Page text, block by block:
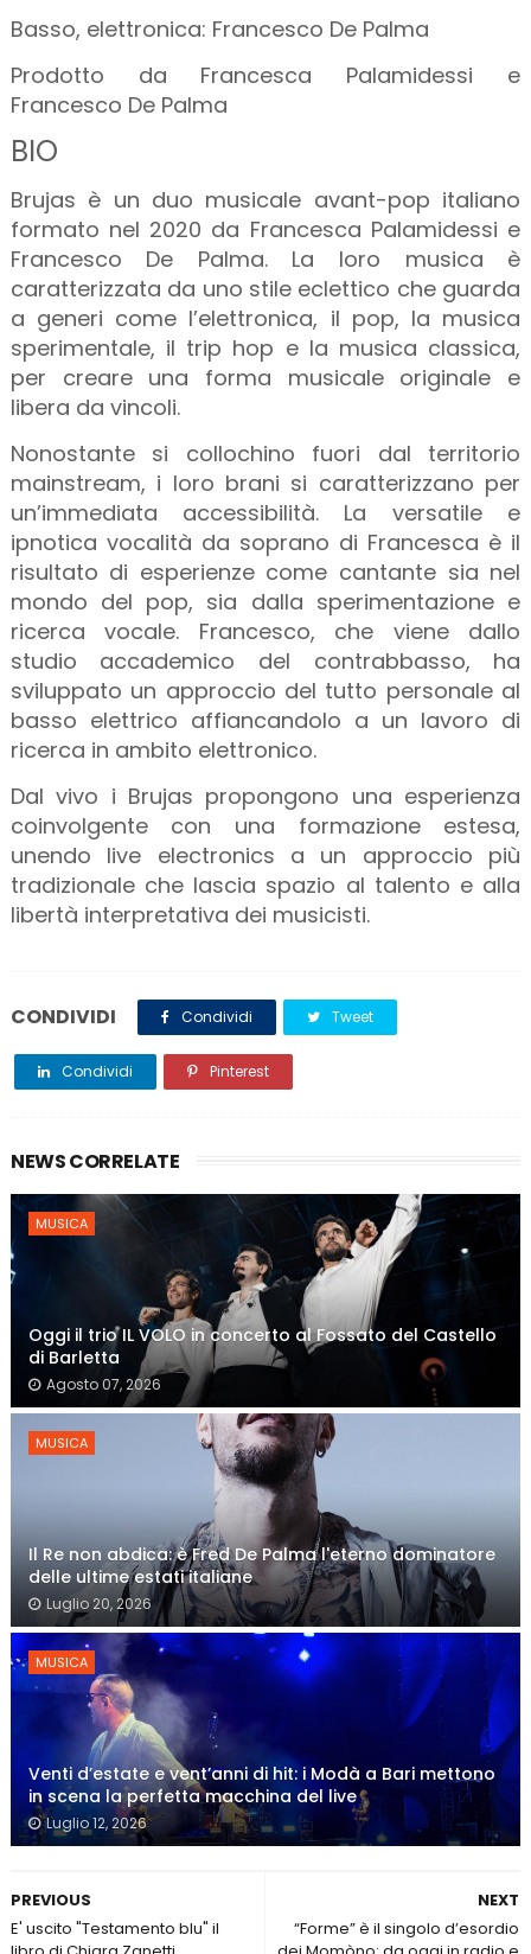
Basso, elettronica: Francesco De Palma
Prodotto da Francesca Palamidessi e
Francesco De Palma
BIO
Brujas è un duo musicale avant-pop italiano
formato nel 2020 da Francesca Palamidessi e
Francesco De Palma. La loro musica è
caratterizzata da uno stile eclettico che guarda
a generi come l’elettronica, il pop, la musica
sperimentale, il trip hop e la musica classica,
per creare una forma musicale originale e
libera da vincoli.
Nonostante si collochino fuori dal territorio
mainstream, i loro brani si caratterizzano per
un’immediata accessibilità. La versatile e
ipnotica vocalità da soprano di Francesca è il
risultato di esperienze come cantante sia nel
mondo del pop, sia dalla sperimentazione e
ricerca vocale. Francesco, che viene dallo
studio accademico del contrabbasso, ha
sviluppato un approccio del tutto personale al
basso elettrico affiancandolo a un lavoro di
ricerca in ambito elettronico.
Dal vivo i Brujas propongono una esperienza
coinvolgente con una formazione estesa,
unendo live electronics a un approccio più
tradizionale che lascia spazio al talento e alla
libertà interpretativa dei musicisti.
CONDIVIDI Condividi Tweet
Condividi Pinterest
NEWS CORRELATE
MUSICA
Oggi il trio IL VOLO in concerto al Fossato del Castello
di Barletta
Agosto 07, 2026
MUSICA
Il Re non abdica: è Fred De Palma l'eterno dominatore
delle ultime estati italiane
Luglio 20, 2026
MUSICA
Venti d’estate e vent’anni di hit: i Modà a Bari mettono
in scena la perfetta macchina del live
Luglio 12, 2026
NEXT
“Forme” è il singolo d’esordio
PREVIOUS
E' uscito "Testamento blu" il